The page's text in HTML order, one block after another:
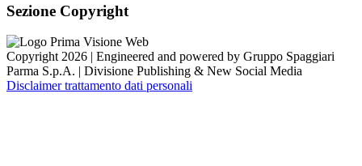
Sezione Copyright
Copyright 2026 | Engineered and powered by Gruppo Spaggiari
Parma S.p.A. | Divisione Publishing & New Social Media
Disclaimer trattamento dati personali